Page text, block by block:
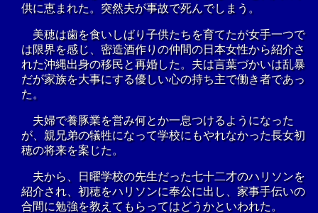
供に恵まれた。突然夫が事故で死んでしまう。
美穂は歯を食いしばり子供たちを育てたが女手一つで
は限界を感じ、密造酒作りの仲間の日本女性から紹介さ
れた沖縄出身の移民と再婚した。夫は言葉づかいは乱暴
だが家族を大事にする優しい心の持ち主で働き者であっ
た。
夫婦で養豚業を営み何とか一息つけるようになった
が、親兄弟の犠牲になって学校にもやれなかった長女初
穂の将来を案じた。
夫から、日曜学校の先生だった七十二才のハリソンを
紹介され、初穂をハリソンに奉公に出し、家事手伝いの
合間に勉強を教えてもらってはどうかといわれた。